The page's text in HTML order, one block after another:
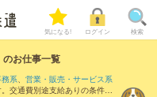
気になる! ログイン 検索
のお仕事一覧
系、 営業・販売・サービス系
交通費別途支給ありの条件の